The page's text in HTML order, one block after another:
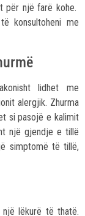
për një farë kohe.
konsultoheni me
lidhet me
alergjik. Zhurma
si pasojë e kalimit
një gjendje e tillë
simptomë të tillë,
lëkurë të thatë.